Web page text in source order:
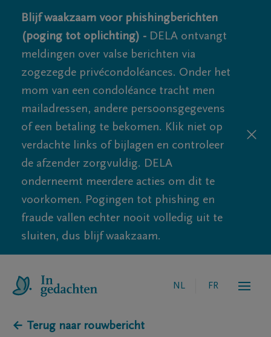
Blijf waakzaam voor phishingberichten
(poging tot oplichting) - DELA ontvangt
meldingen over valse berichten via
zogezegde privécondoléances. Onder het
mom van een condoléance tracht men
mailadressen, andere persoonsgegevens
of een betaling te bekomen. Klik niet op
verdachte links of bijlagen en controleer
de afzender zorgvuldig. DELA
onderneemt meerdere acties om dit te
voorkomen. Pogingen tot phishing en
fraude vallen echter nooit volledig uit te
sluiten, dus blijf waakzaam.
NL FR
← Terug naar rouwbericht